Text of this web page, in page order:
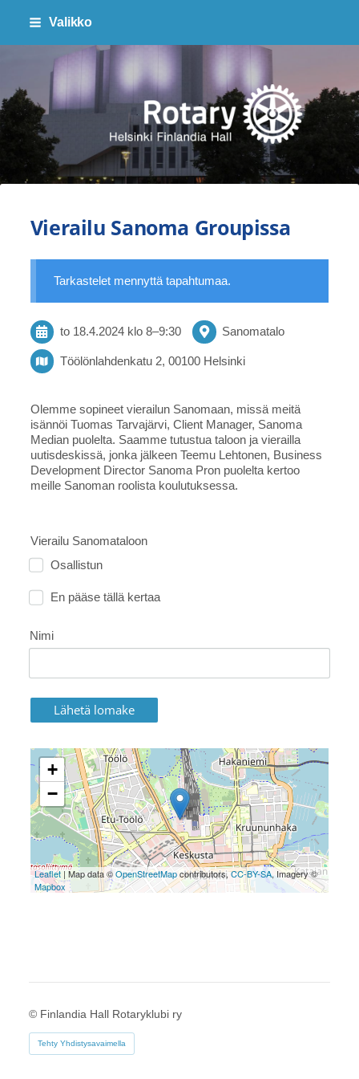
Siirry
sivun
sisältöön
Valikko
Finlandia Hall Rotaryklubi ry
Vierailu Sanoma Groupissa
Tarkastelet mennyttä tapahtumaa.
to 18.4.2024 klo 8–9:30 Sanomatalo
Töölönlahdenkatu 2, 00100 Helsinki
Olemme sopineet vierailun Sanomaan, missä meitä
isännöi Tuomas Tarvajärvi, Client Manager, Sanoma
Median puolelta. Saamme tutustua taloon ja vierailla
uutisdeskissä, jonka jälkeen Teemu Lehtonen, Business
Development Director Sanoma Pron puolelta kertoo
meille Sanoman roolista koulutuksessa.
Vierailu Sanomataloon
Osallistun
En pääse tällä kertaa
Nimi
Lähetä lomake
+
−
Leaflet| Map data ©OpenStreetMapcontributors,CC-BY-SA, Imagery ©
Mapbox
© Finlandia Hall Rotaryklubi ry
Tehty Yhdistysavaimella